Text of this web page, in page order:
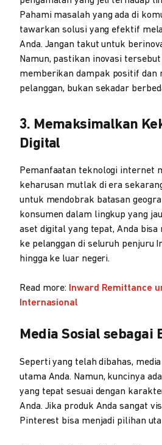
Pahami masalah yang ada di
tawarkan solusi yang efektif
Anda. Jangan takut untuk
Namun, pastikan inovasi
memberikan dampak positif dan
pelanggan, bukan sekadar
3. Memaksimalkan
Digital
Pemanfaatan teknologi internet
keharusan mutlak di era
untuk mendobrak batasan
konsumen dalam lingkup yang
aset digital yang tepat, Anda
ke pelanggan di seluruh penjuru
hingga ke luar negeri.
Read more:
Inward Remittance
Internasional
Media Sosial sebagai
Seperti yang telah dibahas,
utama Anda. Namun, kuncinya
yang tepat sesuai dengan
Anda. Jika produk Anda sangat
Pinterest bisa menjadi pilihan